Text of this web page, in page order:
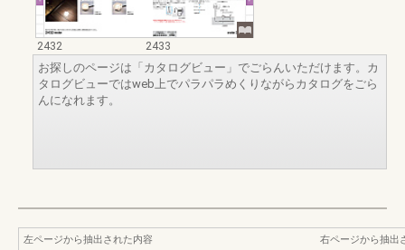
2432
2433
お探しのページは「カタログビュー」でごらんいただけます。カ
タログビューではweb上でパラパラめくりながらカタログをごら
んになれます。
左ページから抽出された内容
右ページから抽出